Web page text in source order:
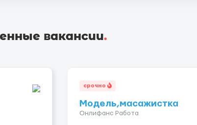
вакансии.
срочно
Модель,масажистка
Онлифанс Работа